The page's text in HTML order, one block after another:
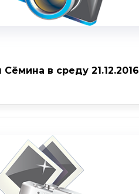
в среду 21.12.2016